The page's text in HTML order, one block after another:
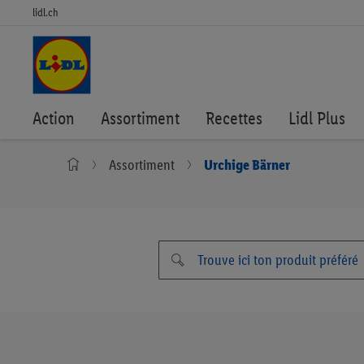
lidl.ch
Action Assortiment Recettes Lidl Plus
Assortiment Urchige Bärner